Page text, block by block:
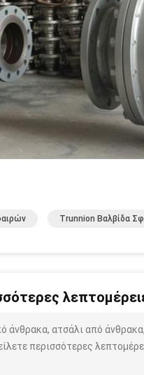
Trunnion Βαλβίδα
άνθρακα, ατσάλι από
περισσότερες